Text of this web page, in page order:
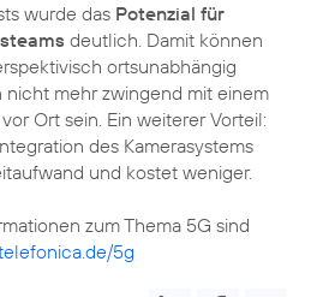
wurde das Potenzial für
deutlich. Damit können
ortsunabhängig
nicht mehr zwingend mit einem
Ort sein. Ein weiterer Vorteil:
des Kamerasystems
und kostet weniger.
zum Thema 5G sind
5g